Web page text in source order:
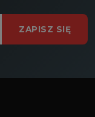
ZAPISZ SIĘ